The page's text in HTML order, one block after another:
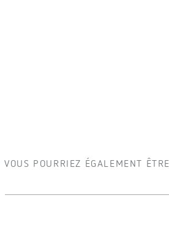
VOUS POURRIEZ ÉGALEMENT